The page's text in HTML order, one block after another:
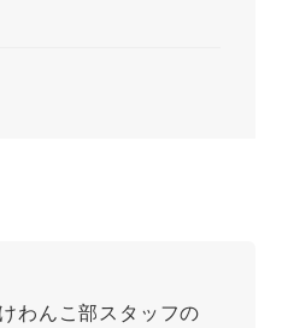
わんこ部スタッフの